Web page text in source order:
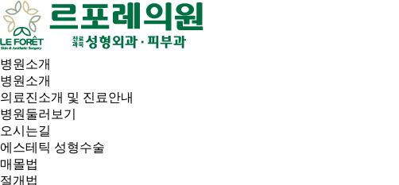
병원소개
병원소개
의료진소개 및 진료안내
병원둘러보기
오시는길
에스테틱 성형수술
매몰법
절개법